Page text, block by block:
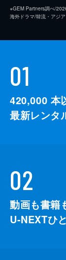
※GEM Partners調べ/
海外ドラマ/韓流・アジ
01
420,000 本
最新レンタ
02
動画も書籍
U-NEXTひ